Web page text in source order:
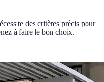
des critères précis pour
à faire le bon choix.